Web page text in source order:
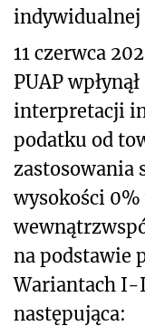
indywidualnej
11 czerwca
PUAP
interpretacji
podatku od
zastosowania
wysokości
na podstawie
Wariantach I-
następująca: